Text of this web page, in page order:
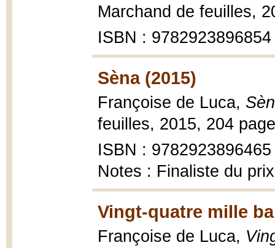
Marchand de feuilles,
ISBN : 9782923896854
Sèna (2015)
Françoise de Luca,
feuilles, 2015, 204
ISBN : 9782923896465
Notes : Finaliste du
Vingt-quatre mille
Françoise de Luca,